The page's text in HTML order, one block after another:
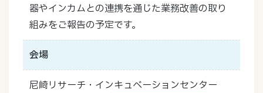
器やインカムとの連携を通じた業務改善の取り
組みをご報告の予定です。
会場
尼崎リサーチ・インキュベーションセンター